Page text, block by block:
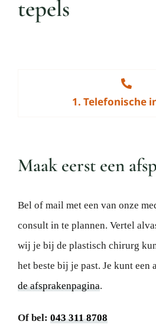
tepels
1. Telefonische
Maak eerst een
Bel of mail met een van onze
consult in te plannen. Vertel
wij je bij de plastisch chirurg
het beste bij je past. Je kunt een
de afsprakenpagina.
Of bel: 043 311 8708